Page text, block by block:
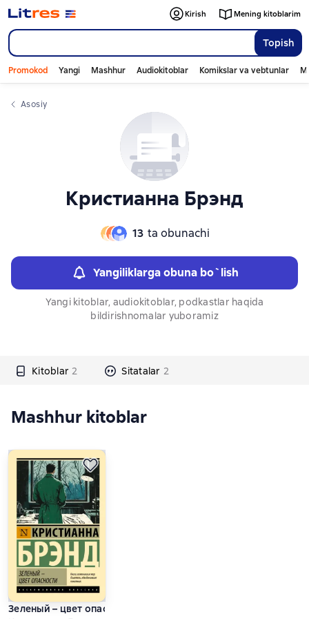
Topish
Kirish Mening kitoblarim
Promokod Yangi Mashhur Audiokitoblar Komikslar va vebtunlar
Asosiy
Кристианна Брэнд
13 ta obunachi
Yangiliklarga obuna bo`lish
Yangi kitoblar, audiokitoblar, podkastlar haqida
bildirishnomalar yuboramiz
Kitoblar 2 Sitatalar 2
Слайдер с книгами
Mashhur kitoblar
Зеленый – цвет опасности
Слайдер с книгами